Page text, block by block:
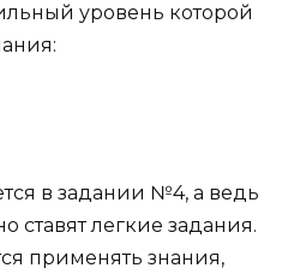
уровень которой
в задании №4, а ведь
ставят легкие задания.
применять знания,